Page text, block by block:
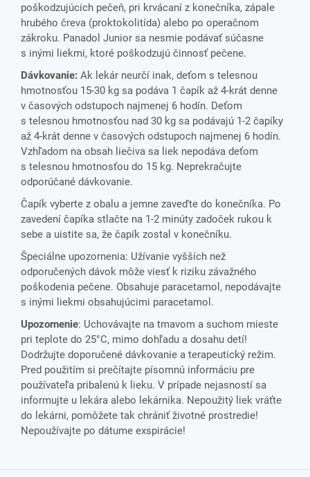
poškodzujúcich pečeň, pri krvácaní z konečníka, zápale
hrubého čreva (proktokolitída) alebo po operačnom
zákroku. Panadol Junior sa nesmie podávať súčasne
s inými liekmi, ktoré poškodzujú činnosť pečene.
Dávkovanie: Ak lekár neurčí inak, deťom s telesnou
hmotnosťou 15-30 kg sa podáva 1 čapík až 4-krát denne
v časových odstupoch najmenej 6 hodín. Deťom
s telesnou hmotnosťou nad 30 kg sa podávajú 1-2 čapíky
až 4-krát denne v časových odstupoch najmenej 6 hodín.
Vzhľadom na obsah liečiva sa liek nepodáva deťom
s telesnou hmotnosťou do 15 kg. Neprekračujte
odporúčané dávkovanie.
Čapík vyberte z obalu a jemne zaveďte do konečníka. Po
zavedení čapíka stlačte na 1-2 minúty zadoček rukou k
sebe a uistite sa, že čapík zostal v konečníku.
Špeciálne upozornenia: Užívanie vyšších než
odporučených dávok môže viesť k riziku závažného
poškodenia pečene. Obsahuje paracetamol, nepodávajte
s inými liekmi obsahujúcimi paracetamol.
Upozornenie: Uchovávajte na tmavom a suchom mieste
pri teplote do 25°C, mimo dohľadu a dosahu detí!
Dodržujte doporučené dávkovanie a terapeutický režim.
Pred použitím si prečítajte písomnú informáciu pre
používateľa pribalenú k lieku. V prípade nejasností sa
informujte u lekára alebo lekárnika. Nepoužitý liek vráťte
do lekárni, pomôžete tak chrániť životné prostredie!
Nepoužívajte po dátume exspirácie!